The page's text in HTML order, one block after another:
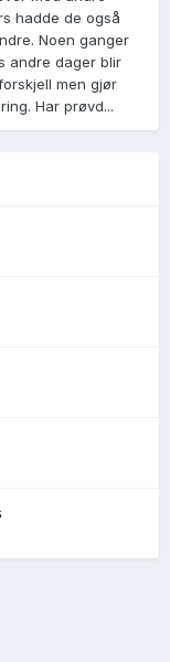
hadde de også
Noen ganger
andre dager blir
men gjør
Har prøvd...